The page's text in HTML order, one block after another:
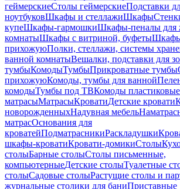
геймерскиеСтолы геймерскиеПодставки
ноутбуковШкафы и стеллажиШкафы
купеШкафы-гармошкиШкафы-пеналы для
комнатыШкафы с витриной, буфеты
прихожуюПолки, стеллажи, системы
ванной комнатыВешалки, подставки для
тумбыКомодыТумбыПрикроватные тумбы
прихожуюКомоды, тумбы для ванной
комодыТумбы под ТВКомоды пластиковые
матрасыМатрасыКроватиДетские кровати
новорожденныхНадувная мебель
матрасОснования для
кроватейПодматрасникиРаскладушки
шкафы-кроватиКровати-домикиСтолы
столыБарные столыСтолы письменные,
компьютерныеДетские столыТуалетные
столыСадовые столыРастущие столы и
журнальные столики для баниПриставные